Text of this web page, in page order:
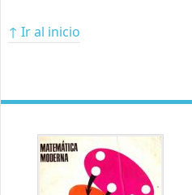
↑ Ir al inicio